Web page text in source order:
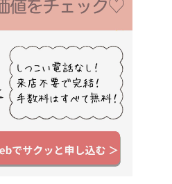
できます。洗濯機で手軽に
、汗ばむ夏も清潔に着られ
ロング丈のテーラード、レ
のテーラード...